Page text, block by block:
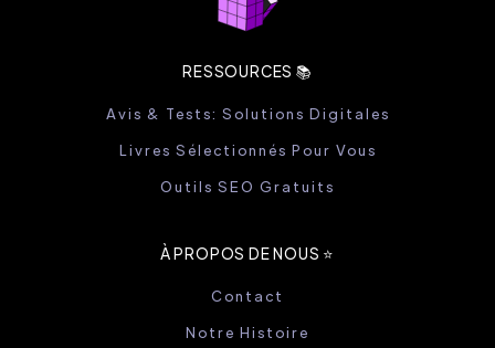
RESSOURCES 📚
Avis & Tests: Solutions Digitales
Livres Sélectionnés Pour Vous
Outils SEO Gratuits
À PROPOS DE NOUS ⭐️
Contact
Notre Histoire